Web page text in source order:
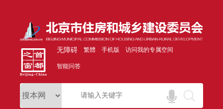
无障碍 繁體 手机版 访问我的专属空间
智能问答